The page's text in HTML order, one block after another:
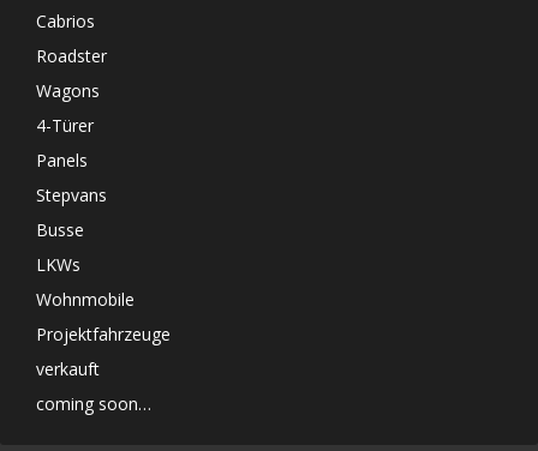
Cabrios
Roadster
Wagons
4-Türer
Panels
Stepvans
Busse
LKWs
Wohnmobile
Projektfahrzeuge
verkauft
coming soon…